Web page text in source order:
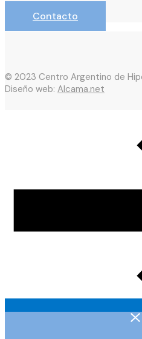
Contacto
© 2023 Centro Argentino de
Diseño web: Alcama.net